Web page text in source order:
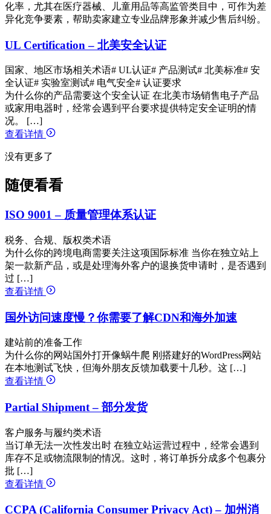
化率，尤其在医疗器械、儿童用品等高监管类目中，可作为差
异化竞争要素，帮助卖家建立专业品牌形象并减少售后纠纷。
UL Certification – 北美安全认证
国家、地区市场相关术语# UL认证# 产品测试# 北美标准# 安
全认证# 实验室测试# 电气安全# 认证要求
为什么你的产品需要这个安全认证 在北美市场销售电子产品
或家用电器时，经常会遇到平台要求提供特定安全证明的情
况。 […]
查看详情
没有更多了
随便看看
ISO 9001 – 质量管理体系认证
税务、合规、版权类术语
为什么你的跨境电商需要关注这项国际标准 当你在独立站上
架一款新产品，或是处理海外客户的退换货申请时，是否遇到
过 […]
查看详情
国外访问速度慢？你需要了解CDN和海外加速
建站前的准备工作
为什么你的网站国外打开像蜗牛爬 刚搭建好的WordPress网站
在本地测试飞快，但海外朋友反馈加载要十几秒。这 […]
查看详情
Partial Shipment – 部分发货
客户服务与履约类术语
当订单无法一次性发出时 在独立站运营过程中，经常会遇到
库存不足或物流限制的情况。这时，将订单拆分成多个包裹分
批 […]
查看详情
CCPA (California Consumer Privacy Act) – 加州消